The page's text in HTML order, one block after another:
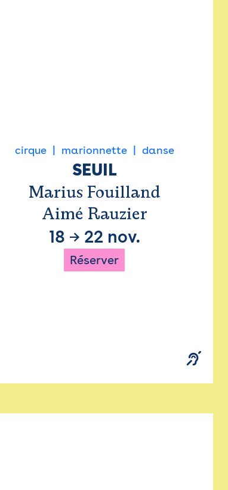
cirque marionnette danse
SEUIL
Marius Fouilland
Aimé Rauzier
18 → 22 nov.
Réserver